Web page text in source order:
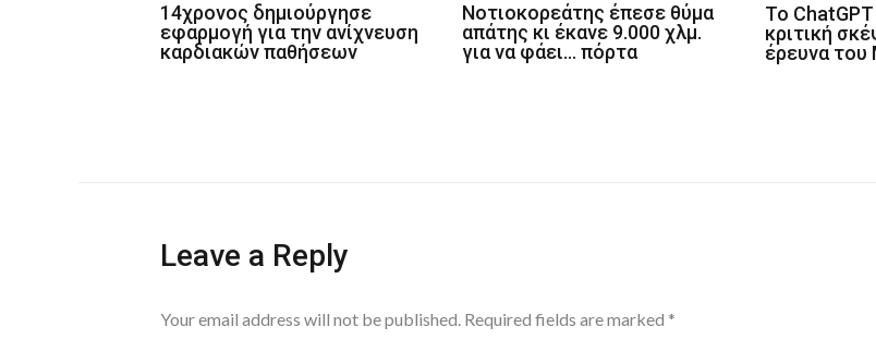
14χρονος δημιούργησε
εφαρμογή για την ανίχνευση
καρδιακών παθήσεων
Νοτιοκορεάτης έπεσε θύμα
απάτης κι έκανε 9.000 χλμ.
για να φάει… πόρτα
Το
κριτική
έρευνα του
Leave a Reply
Your email address will not be published. Required fields are marked *